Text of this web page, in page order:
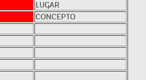
LUGAR
CONCEPTO